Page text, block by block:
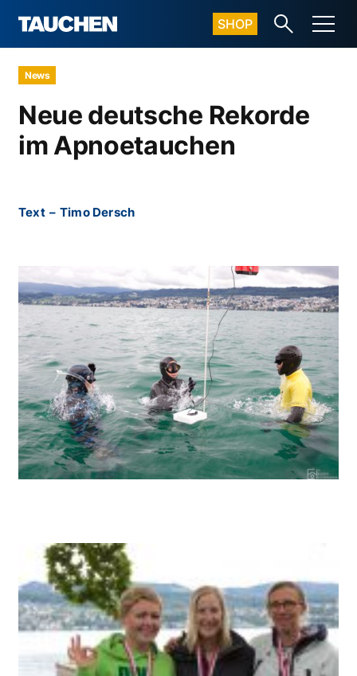
SHOP
News
Neue deutsche Rekorde
im Apnoetauchen
Text – Timo Dersch